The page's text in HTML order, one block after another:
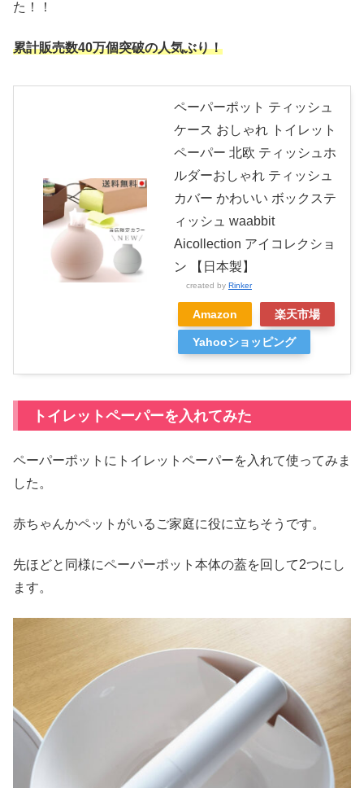
た！！
累計販売数40万個突破の人気ぶり！
ペーパーポット ティッシュ
ケース おしゃれ トイレット
ペーパー 北欧 ティッシュホ
ルダーおしゃれ ティッシュ
カバー かわいい ボックステ
ィッシュ waabbit
Aicollection アイコレクショ
ン 【日本製】
created by Rinker
Amazon 楽天市場
Yahooショッピング
トイレットペーパーを入れてみた
ペーパーポットにトイレットペーパーを入れて使ってみま
した。
赤ちゃんかペットがいるご家庭に役に立ちそうです。
先ほどと同様にペーパーポット本体の蓋を回して2つにし
ます。